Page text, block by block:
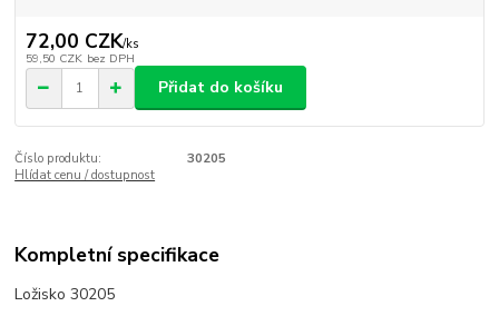
72,00 CZK/ks
59,50 CZK bez DPH
Přidat do košíku
Číslo produktu:
30205
Hlídat cenu / dostupnost
Kompletní specifikace
Ložisko 30205